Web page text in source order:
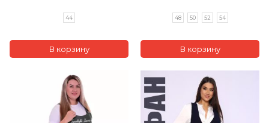
44 48 50 52 54